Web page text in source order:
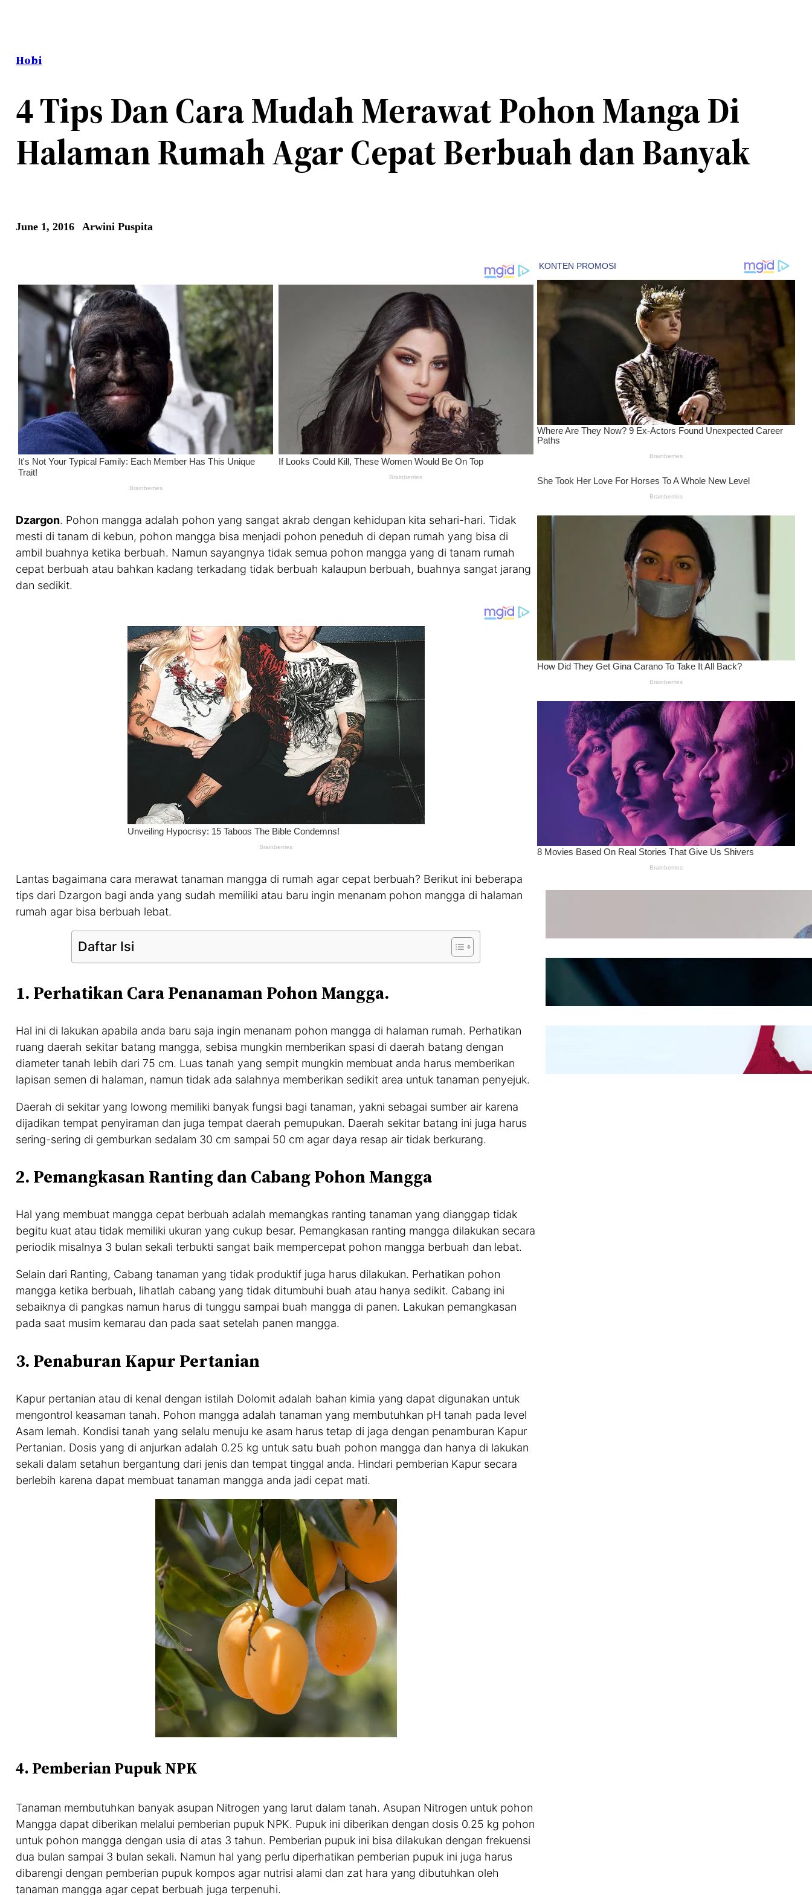
Hobi
4 Tips Dan Cara Mudah Merawat Pohon Manga Di
Halaman Rumah Agar Cepat Berbuah dan Banyak
June 1, 2016 Arwini Puspita
Dzargon. Pohon mangga adalah pohon yang sangat akrab dengan kehidupan kita sehari-hari. Tidak
mesti di tanam di kebun, pohon mangga bisa menjadi pohon peneduh di depan rumah yang bisa di
ambil buahnya ketika berbuah. Namun sayangnya tidak semua pohon mangga yang di tanam rumah
cepat berbuah atau bahkan kadang terkadang tidak berbuah kalaupun berbuah, buahnya sangat jarang
dan sedikit.
Lantas bagaimana cara merawat tanaman mangga di rumah agar cepat berbuah? Berikut ini beberapa
tips dari Dzargon bagi anda yang sudah memiliki atau baru ingin menanam pohon mangga di halaman
rumah agar bisa berbuah lebat.
Daftar Isi
1. Perhatikan Cara Penanaman Pohon Mangga.
Hal ini di lakukan apabila anda baru saja ingin menanam pohon mangga di halaman rumah. Perhatikan
ruang daerah sekitar batang mangga, sebisa mungkin memberikan spasi di daerah batang dengan
diameter tanah lebih dari 75 cm. Luas tanah yang sempit mungkin membuat anda harus memberikan
lapisan semen di halaman, namun tidak ada salahnya memberikan sedikit area untuk tanaman penyejuk.
Daerah di sekitar yang lowong memiliki banyak fungsi bagi tanaman, yakni sebagai sumber air karena
dijadikan tempat penyiraman dan juga tempat daerah pemupukan. Daerah sekitar batang ini juga harus
sering-sering di gemburkan sedalam 30 cm sampai 50 cm agar daya resap air tidak berkurang.
2. Pemangkasan Ranting dan Cabang Pohon Mangga
Hal yang membuat mangga cepat berbuah adalah memangkas ranting tanaman yang dianggap tidak
begitu kuat atau tidak memiliki ukuran yang cukup besar. Pemangkasan ranting mangga dilakukan secara
periodik misalnya 3 bulan sekali terbukti sangat baik mempercepat pohon mangga berbuah dan lebat.
Selain dari Ranting, Cabang tanaman yang tidak produktif juga harus dilakukan. Perhatikan pohon
mangga ketika berbuah, lihatlah cabang yang tidak ditumbuhi buah atau hanya sedikit. Cabang ini
sebaiknya di pangkas namun harus di tunggu sampai buah mangga di panen. Lakukan pemangkasan
pada saat musim kemarau dan pada saat setelah panen mangga.
3. Penaburan Kapur Pertanian
Kapur pertanian atau di kenal dengan istilah Dolomit adalah bahan kimia yang dapat digunakan untuk
mengontrol keasaman tanah. Pohon mangga adalah tanaman yang membutuhkan pH tanah pada level
Asam lemah. Kondisi tanah yang selalu menuju ke asam harus tetap di jaga dengan penamburan Kapur
Pertanian. Dosis yang di anjurkan adalah 0.25 kg untuk satu buah pohon mangga dan hanya di lakukan
sekali dalam setahun bergantung dari jenis dan tempat tinggal anda. Hindari pemberian Kapur secara
berlebih karena dapat membuat tanaman mangga anda jadi cepat mati.
4. Pemberian Pupuk NPK
Tanaman membutuhkan banyak asupan Nitrogen yang larut dalam tanah. Asupan Nitrogen untuk pohon
Mangga dapat diberikan melalui pemberian pupuk NPK. Pupuk ini diberikan dengan dosis 0.25 kg pohon
untuk pohon mangga dengan usia di atas 3 tahun. Pemberian pupuk ini bisa dilakukan dengan frekuensi
dua bulan sampai 3 bulan sekali. Namun hal yang perlu diperhatikan pemberian pupuk ini juga harus
dibarengi dengan pemberian pupuk kompos agar nutrisi alami dan zat hara yang dibutuhkan oleh
tanaman mangga agar cepat berbuah juga terpenuhi.
Wanita Pamer Pakaian
Kepribadian
Mengintip Kepribadian
Wanita Dari Warna Bra